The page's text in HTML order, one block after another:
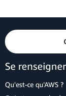
Se
Qu'est-ce qu'AWS ?